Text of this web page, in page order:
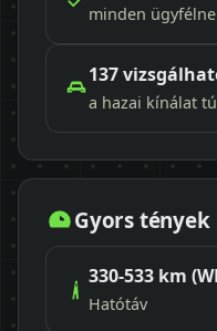
minden
137
a hazai kínálat
Gyors tények
330-533 km
Hatótáv